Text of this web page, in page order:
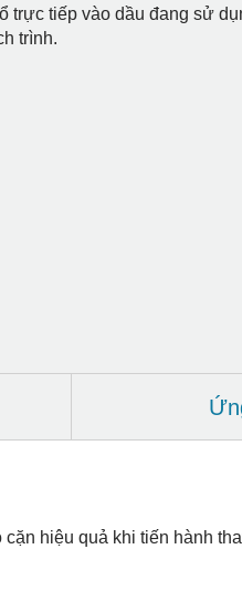
tiếp vào dầu đang sử
trình.
hiệu quả khi tiến hành